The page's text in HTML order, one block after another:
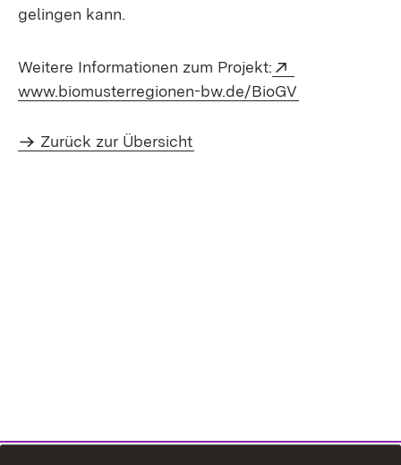
gelingen kann.
Weitere Informationen zum Projekt:
www.biomusterregionen-bw.de/BioGV
Zurück zur Übersicht